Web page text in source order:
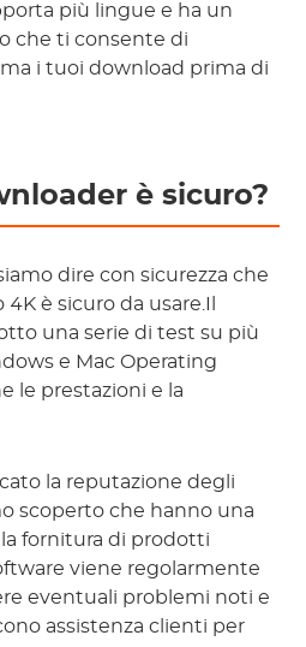
più lingue e ha un
che ti consente di
i tuoi download prima di
è sicuro?
dire con sicurezza che
è sicuro da usare.Il
una serie di test su più
e Mac Operating
le prestazioni e la
la reputazione degli
scoperto che hanno una
fornitura di prodotti
viene regolarmente
eventuali problemi noti e
assistenza clienti per